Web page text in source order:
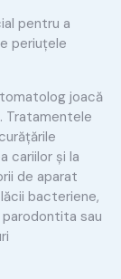
pentru a
periuțele
joacă
Tratamentele
cariilor și la
de aparat
bacteriene,
sau